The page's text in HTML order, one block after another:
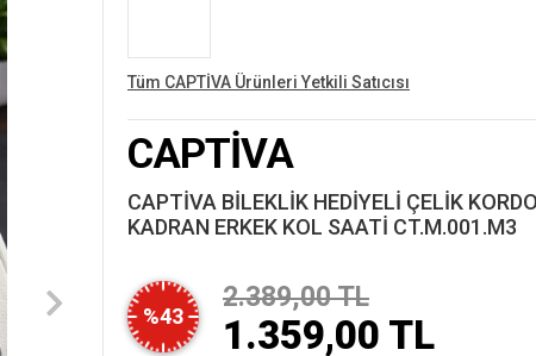
Tüm CAPTİVA Ürünleri Yetkili Satıcısı
CAPTİVA
CAPTİVA BİLEKLİK HEDİYELİ ÇELİK
KADRAN ERKEK KOL SAATİ CT.M.001.M3
%43
2.389,00 TL
1.359,00 TL